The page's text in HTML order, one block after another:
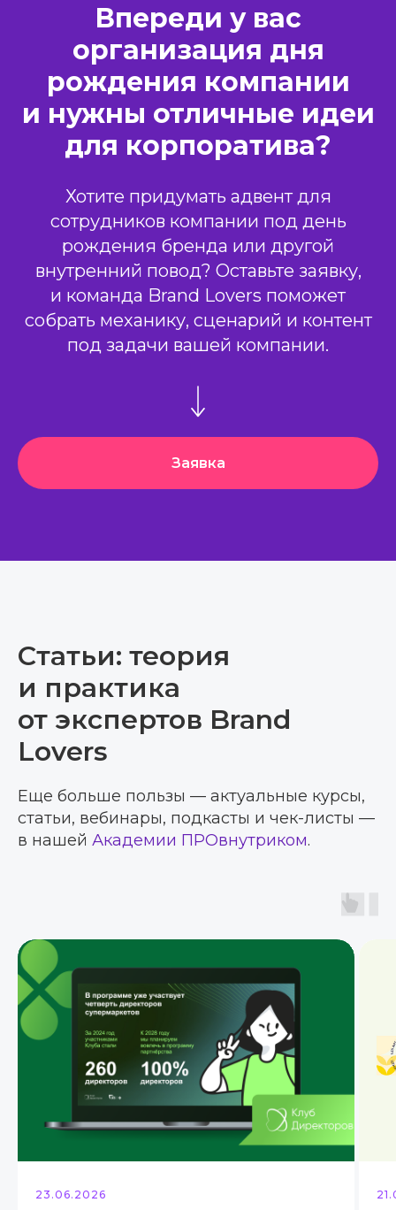
Впереди у вас
организация дня
рождения компании
и нужны отличные идеи
для корпоратива?
Хотите придумать адвент для
сотрудников компании под день
рождения бренда или другой
внутренний повод? Оставьте заявку,
и команда Brand Lovers поможет
собрать механику, сценарий и контент
под задачи вашей компании.
Заявка
Статьи: теория
и практика
от экспертов Brand
Lovers
Еще больше пользы — актуальные курсы,
статьи, вебинары, подкасты и чек-листы —
в нашей Академии ПРОвнутриком.
23.06.2026